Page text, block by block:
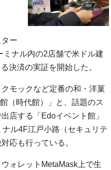
ー
ナル内の2店舗で米ドル建
決済の実証を開始した。
モックなど定番の和・洋菓
（時代館）」と、話題のス
店する「Edoイベント館」
ル4F江戸小路（セキュリテ
応も行っている。
ォレットMetaMask上で生